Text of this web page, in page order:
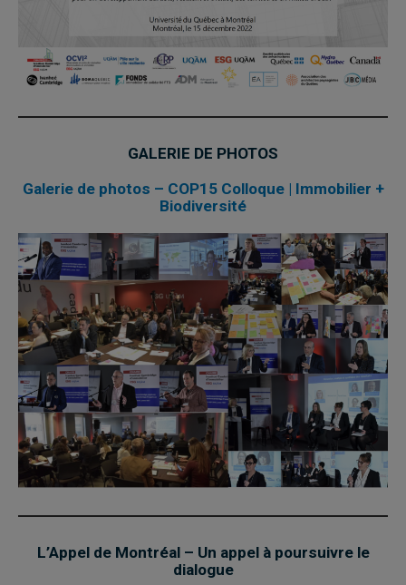
GALERIE DE PHOTOS
Galerie de photos – COP15 Colloque | Immobilier +
Biodiversité
L’Appel de Montréal – Un appel à poursuivre le
dialogue